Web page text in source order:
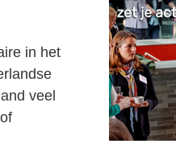
in het
veel